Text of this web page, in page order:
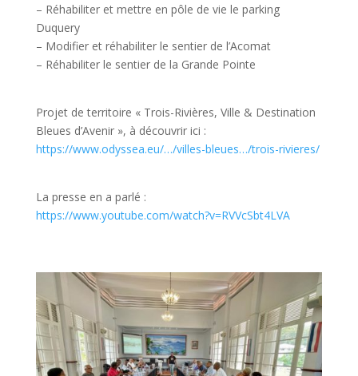
– Réhabiliter et mettre en pôle de vie le parking
Duquery
– Modifier et réhabiliter le sentier de l’Acomat
– Réhabiliter le sentier de la Grande Pointe
Projet de territoire « Trois-Rivières, Ville & Destination
Bleues d’Avenir », à découvrir ici :
https://www.odyssea.eu/…/villes-bleues…/trois-rivieres/
La presse en a parlé :
https://www.youtube.com/watch?v=RVVcSbt4LVA